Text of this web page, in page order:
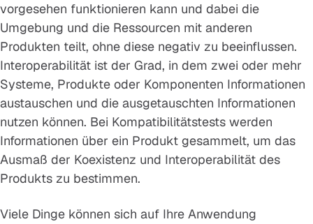
vorgesehen funktionieren kann und dabei die
Umgebung und die Ressourcen mit anderen
Produkten teilt, ohne diese negativ zu beeinflussen.
Interoperabilität ist der Grad, in dem zwei oder mehr
Systeme, Produkte oder Komponenten Informationen
austauschen und die ausgetauschten Informationen
nutzen können. Bei Kompatibilitätstests werden
Informationen über ein Produkt gesammelt, um das
Ausmaß der Koexistenz und Interoperabilität des
Produkts zu bestimmen.
Viele Dinge können sich auf Ihre Anwendung